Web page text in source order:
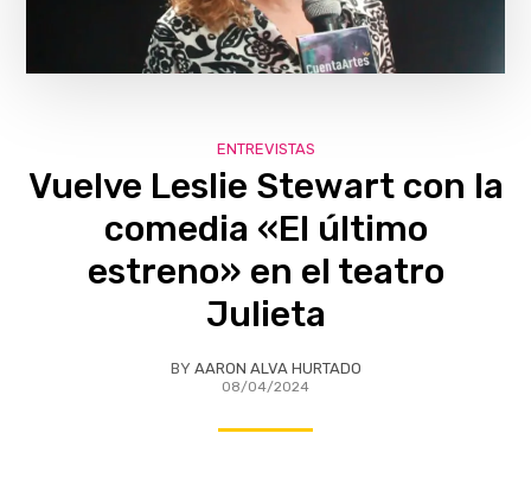
ENTREVISTAS
Vuelve Leslie Stewart con la
comedia «El último
estreno» en el teatro
Julieta
BY AARON ALVA HURTADO
08/04/2024